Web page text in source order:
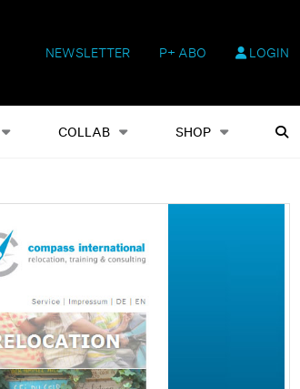
NEWSLETTER P+ ABO LOGIN
COLLAB SHOP
Shop Heftausgaben Suchen